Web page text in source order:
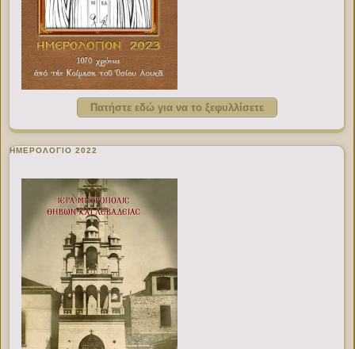
Πατήστε εδώ για να το ξεφυλλίσετε
ΗΜΕΡΟΛΟΓΙΟ 2022